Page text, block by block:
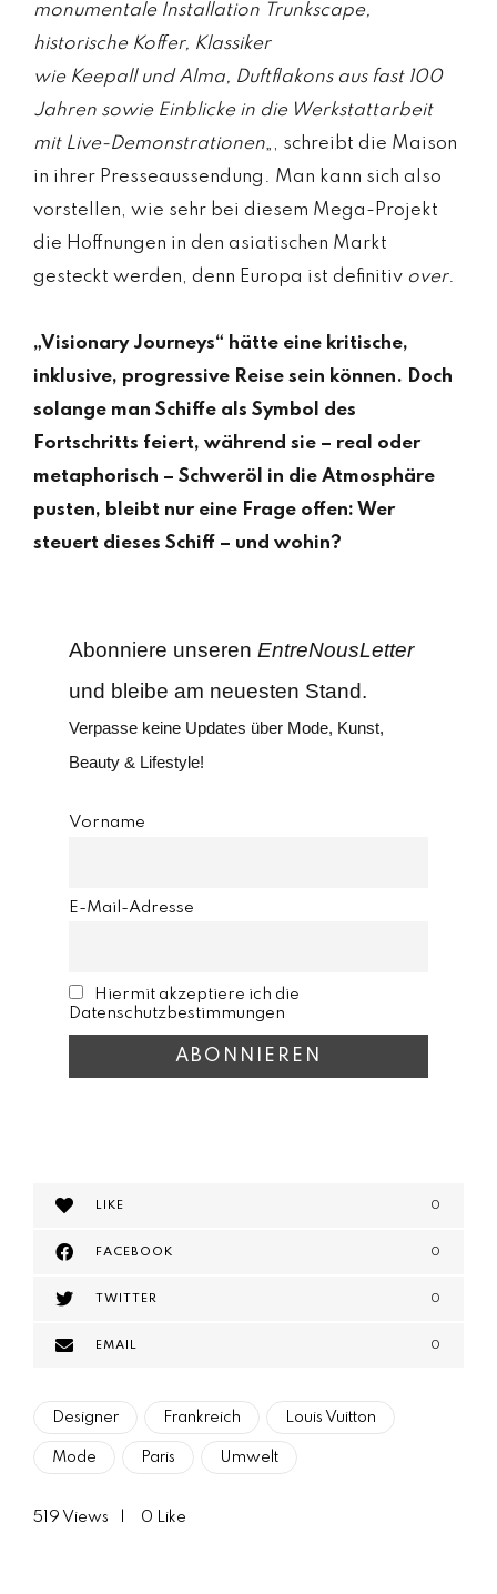
monumentale Installation Trunkscape,
historische Koffer, Klassiker
wie Keepall und Alma, Duftflakons aus fast 100
Jahren sowie Einblicke in die Werkstattarbeit
mit Live-Demonstrationen„, schreibt die Maison
in ihrer Presseaussendung. Man kann sich also
vorstellen, wie sehr bei diesem Mega-Projekt
die Hoffnungen in den asiatischen Markt
gesteckt werden, denn Europa ist definitiv over.
„Visionary Journeys“ hätte eine kritische,
inklusive, progressive Reise sein können. Doch
solange man Schiffe als Symbol des
Fortschritts feiert, während sie – real oder
metaphorisch – Schweröl in die Atmosphäre
pusten, bleibt nur eine Frage offen: Wer
steuert dieses Schiff – und wohin?
Abonniere unseren EntreNousLetter
und bleibe am neuesten Stand.
Verpasse keine Updates über Mode, Kunst,
Beauty & Lifestyle!
Vorname
E-Mail-Adresse
Hiermit akzeptiere ich die
Datenschutzbestimmungen
LIKE 0
FACEBOOK 0
TWITTER 0
EMAIL 0
Designer Frankreich Louis Vuitton
Mode Paris Umwelt
519 Views 0 Like